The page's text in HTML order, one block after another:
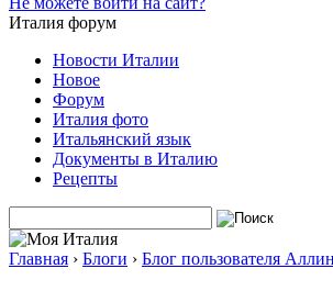
Италия форум
Новости Италии
Новое
Форум
Италия фото
Итальянский язык
Документы в Италию
Рецепты
Главная › Блоги › Блог пользователя